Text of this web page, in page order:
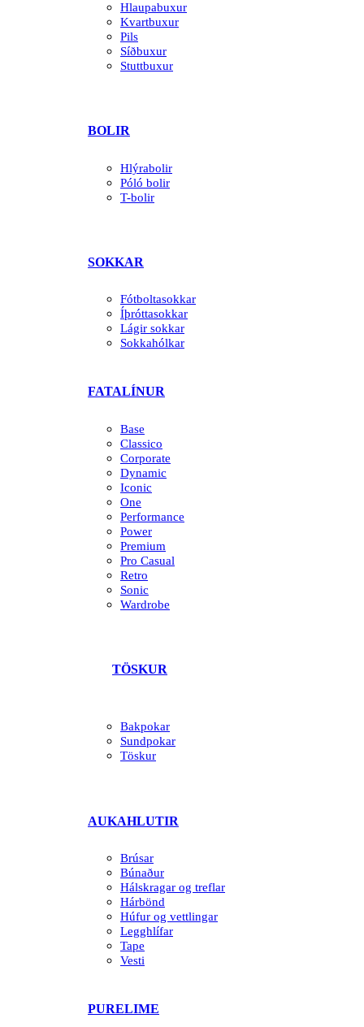
Hlaupabuxur
Kvartbuxur
Pils
Síðbuxur
Stuttbuxur
BOLIR
Hlýrabolir
Póló bolir
T-bolir
SOKKAR
Fótboltasokkar
Íþróttasokkar
Lágir sokkar
Sokkahólkar
FATALÍNUR
Base
Classico
Corporate
Dynamic
Iconic
One
Performance
Power
Premium
Pro Casual
Retro
Sonic
Wardrobe
TÖSKUR
Bakpokar
Sundpokar
Töskur
AUKAHLUTIR
Brúsar
Búnaður
Hálskragar og treflar
Hárbönd
Húfur og vettlingar
Legghlífar
Tape
Vesti
PURELIME